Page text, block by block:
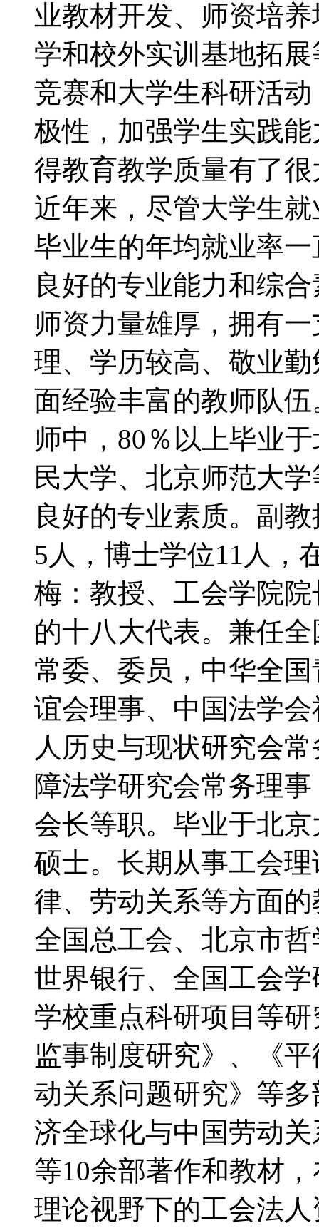
业教材开发、师资培
学和校外实训基地拓
竞赛和大学生科研活
极性，加强学生实践
得教育教学质量有了
近年来，尽管大学生
毕业生的年均就业率
良好的专业能力和综
师资力量雄厚，拥有
理、学历较高、敬业
面经验丰富的教师队
师中，80％以上毕业
民大学、北京师范大
良好的专业素质。副
5人，博士学位11人，
梅：教授、工会学院
的十八大代表。兼任
常委、委员，中华全
谊会理事、中国法学
人历史与现状研究会
障法学研究会常务理
会长等职。毕业于北
硕士。长期从事工会
律、劳动关系等方面
全国总工会、北京市
世界银行、全国工会
学校重点科研项目等
监事制度研究》、《
动关系问题研究》等
济全球化与中国劳动
等10余部著作和教材
理论视野下的工会法